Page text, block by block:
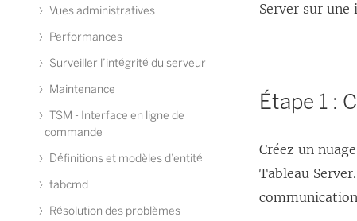
Vues administratives
Performances
Surveiller l’intégrité du serveur
Maintenance
TSM - Interface en ligne de
commande
Définitions et modèles d’entité
tabcmd
Résolution des problèmes
d
u
e
n
o
Server sur une
Étape 1 :
Créez un
Tableau Server